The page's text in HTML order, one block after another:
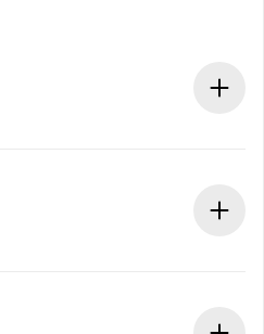
necesaria por adelantado.